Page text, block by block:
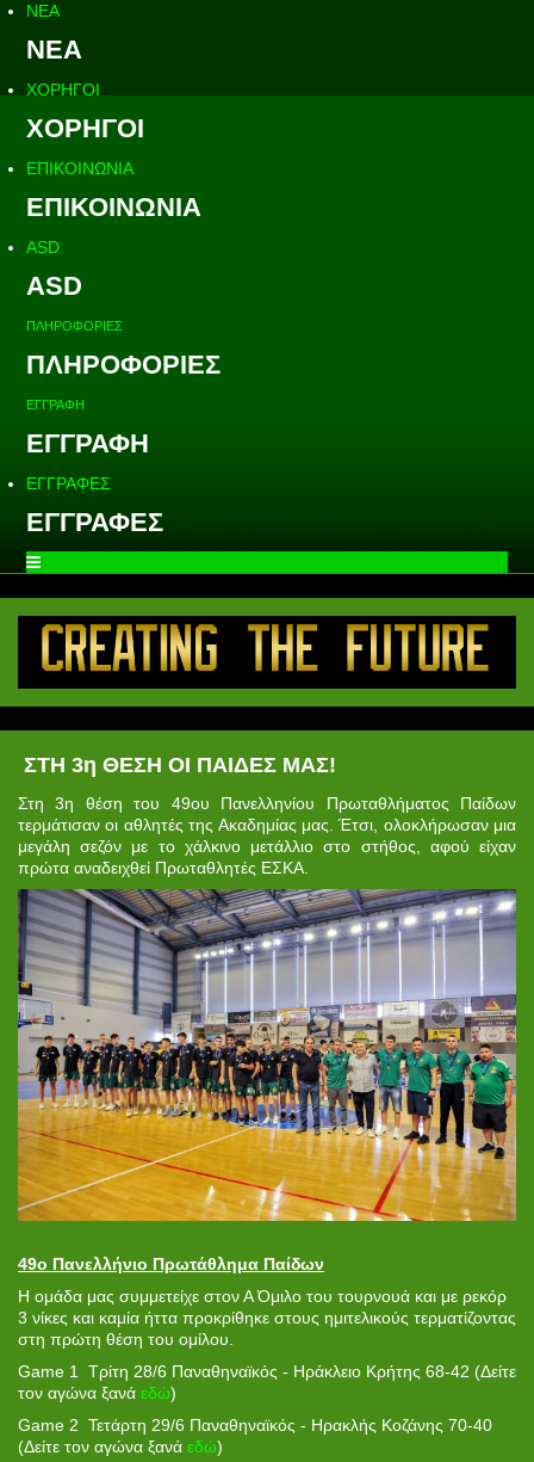
ΝΕΑ
ΝΕΑ
ΧΟΡΗΓΟΙ
ΧΟΡΗΓΟΙ
ΕΠΙΚΟΙΝΩΝΙΑ
ΕΠΙΚΟΙΝΩΝΙΑ
ASD
ASD
ΠΛΗΡΟΦΟΡΙΕΣ
ΠΛΗΡΟΦΟΡΙΕΣ
ΕΓΓΡΑΦΗ
ΕΓΓΡΑΦΗ
ΕΓΓΡΑΦΕΣ
ΕΓΓΡΑΦΕΣ
ΣΤΗ 3η ΘΕΣΗ ΟΙ ΠΑΙΔΕΣ ΜΑΣ!
Στη 3η θέση του 49ου Πανελληνίου Πρωταθλήματος Παίδων
τερμάτισαν οι αθλητές της Ακαδημίας μας. Έτσι, ολοκλήρωσαν μια
μεγάλη σεζόν με το χάλκινο μετάλλιο στο στήθος, αφού είχαν
πρώτα αναδειχθεί Πρωταθλητές ΕΣΚΑ.
49ο Πανελλήνιο Πρωτάθλημα Παίδων
Η ομάδα μας συμμετείχε στον Α Όμιλο του τουρνουά και με ρεκόρ
3 νίκες και καμία ήττα προκρίθηκε στους ημιτελικούς τερματίζοντας
στη πρώτη θέση του ομίλου.
Game 1 Τρίτη 28/6 Παναθηναϊκός - Ηράκλειο Κρήτης 68-42 (Δείτε
τον αγώνα ξανά εδώ)
Game 2 Τετάρτη 29/6 Παναθηναϊκός - Ηρακλής Κοζάνης 70-40
(Δείτε τον αγώνα ξανά εδώ)